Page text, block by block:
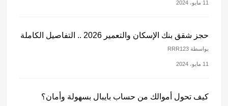
11 مايو، 2024
حجز شقق بنك الإسكان والتعمير 2026 .. التفاصيل الكاملة
بواسطة RRR123
11 مايو، 2024
كيف تحول أموالك من حساب بايبال بسهولة وأمان؟